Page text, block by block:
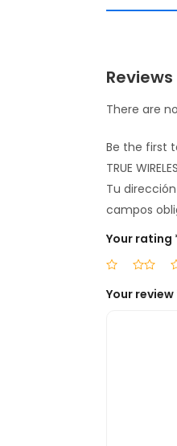
Reviews
There are
Be the first to
TRUE
Tu
campos
Your rating
Your review